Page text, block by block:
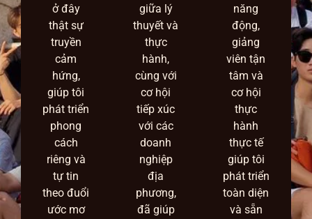
ở đây
thật sự
truyền
cảm
hứng,
giúp tôi
phát triển
phong
cách
riêng và
tự tin
theo đuổi
ước mơ
giữa lý
thuyết và
thực
hành,
cùng với
cơ hội
tiếp xúc
với các
doanh
nghiệp
địa
phương,
đã giúp
năng
động,
giảng
viên tận
tâm và
cơ hội
thực
hành
thực tế
giúp tôi
phát triển
toàn diện
và sẵn